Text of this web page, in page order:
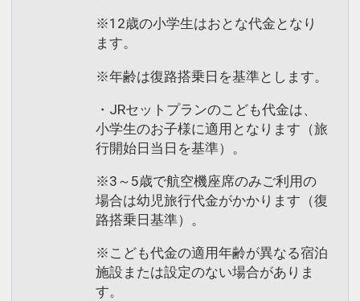
※12歳の小学生はおとな代金となり
ます。
※年齢は復路搭乗日を基準とします。
・JRセットプランのこども代金は、
小学生のお子様に適用となります（旅
行開始日当日を基準）。
※3～5歳で航空機座席のみご利用の
場合は幼児旅行代金がかかります（復
路搭乗日基準）。
※こども代金の適用年齢が異なる宿泊
施設または設定のない場合がありま
す。